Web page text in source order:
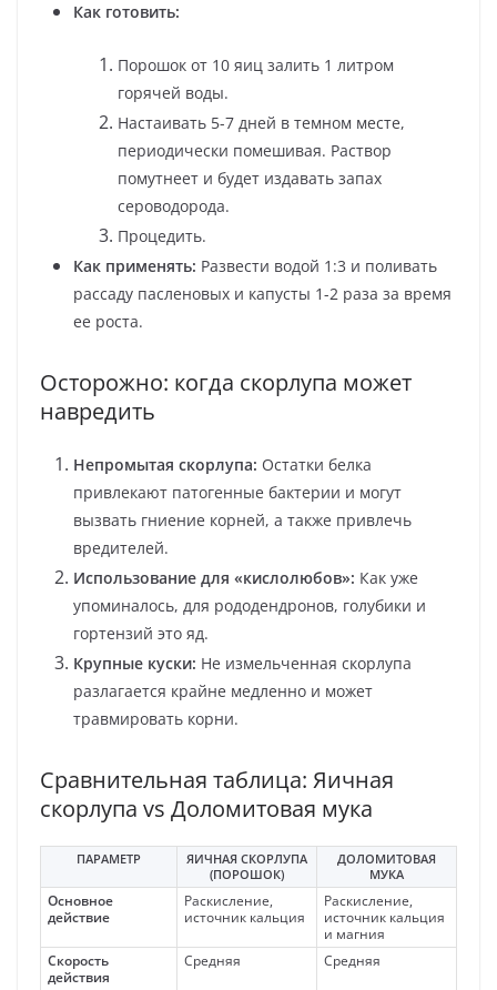
Как готовить:
Порошок от 10 яиц залить 1 литром
горячей воды.
Настаивать 5-7 дней в темном месте,
периодически помешивая. Раствор
помутнеет и будет издавать запах
сероводорода.
Процедить.
Как применять: Развести водой 1:3 и поливать
рассаду пасленовых и капусты 1-2 раза за время
ее роста.
Осторожно: когда скорлупа может
навредить
Непромытая скорлупа: Остатки белка
привлекают патогенные бактерии и могут
вызвать гниение корней, а также привлечь
вредителей.
Использование для «кислолюбов»: Как уже
упоминалось, для рододендронов, голубики и
гортензий это яд.
Крупные куски: Не измельченная скорлупа
разлагается крайне медленно и может
травмировать корни.
Сравнительная таблица: Яичная
скорлупа vs Доломитовая мука
ПАРАМЕТР
ЯИЧНАЯ СКОРЛУПА
(ПОРОШОК)
ДОЛОМИТОВАЯ
МУКА
Основное
действие
Раскисление,
источник кальция
Раскисление,
источник кальция
и магния
Скорость
действия
Средняя Средняя